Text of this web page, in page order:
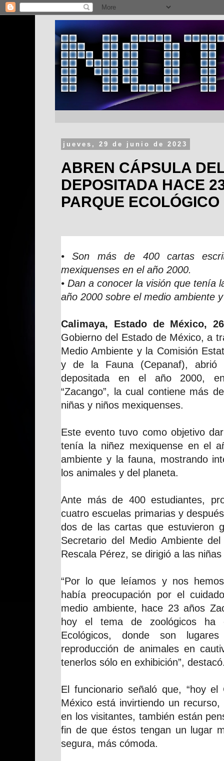
jueves, 29 de junio de 2023
ABREN CÁPSULA
DEPOSITADA HACE
PARQUE
• Son más de 400 cartas
mexiquenses en el año 2000.
• Dan a conocer la visión que tenía
año 2000 sobre el medio ambiente
Calimaya, Estado de México,
Gobierno del Estado de México, a
Medio Ambiente y la Comisión
y de la Fauna (Cepanaf), abrió
depositada en el año 2000,
“Zacango”, la cual contiene más
niñas y niños mexiquenses.
Este evento tuvo como objetivo
tenía la niñez mexiquense en el
ambiente y la fauna, mostrando
los animales y del planeta.
Ante más de 400 estudiantes,
cuatro escuelas primarias y
dos de las cartas que estuvieron
Secretario del Medio Ambiente
Rescala Pérez, se dirigió a las
“Por lo que leíamos y nos
había preocupación por el
medio ambiente, hace 23 años
hoy el tema de zoológicos ha
Ecológicos, donde son
reproducción de animales en
tenerlos sólo en exhibición”,
El funcionario señaló que, “hoy
México está invirtiendo un
en los visitantes, también están
fin de que éstos tengan un lugar
segura, más cómoda.